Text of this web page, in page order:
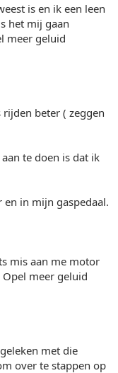
is en ik een leen
het mij gaan
meer geluid
beter ( zeggen
te doen is dat ik
in mijn gaspedaal.
mis aan me motor
meer geluid
met die
over te stappen op